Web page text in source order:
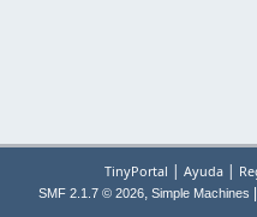
TinyPortal | Ayuda |
SMF 2.1.7 © 2026, Simple Machines